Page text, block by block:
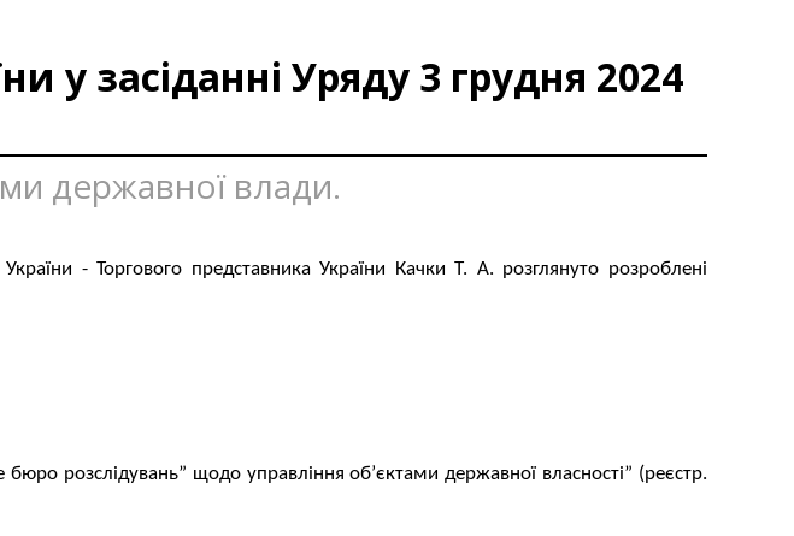
у засіданні Уряду 3 грудня 2024
державної влади.
- Торгового представника України Качки Т. А. розглянуто розроблені
розслідувань” щодо управління об’єктами державної власності” (реєстр.